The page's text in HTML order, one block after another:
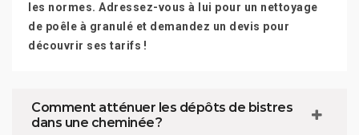
les normes. Adressez-vous à lui pour un nettoyage
de poêle à granulé et demandez un devis pour
découvrir ses tarifs !
Comment atténuer les dépôts de bistres
dans une cheminée ?